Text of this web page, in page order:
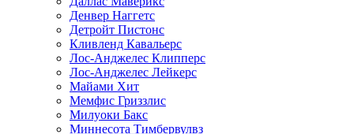
Денвер Наггетс
Детройт Пистонс
Кливленд Кавальерс
Лос-Анджелес Клипперс
Лос-Анджелес Лейкерс
Майами Хит
Мемфис Гриззлис
Милуоки Бакс
Миннесота Тимбервулвз